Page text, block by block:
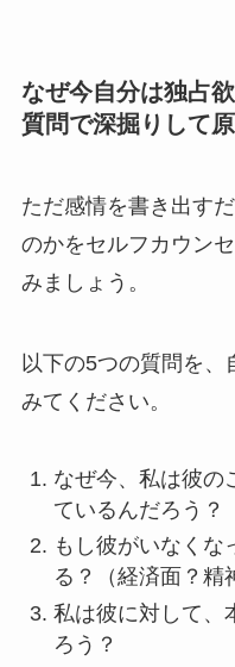
なぜ今自分は独占
質問で深掘りして
ただ感情を書き出す
のかをセルフカウン
みましょう。
以下の5つの質問を
みてください。
なぜ今、私は彼の
ているんだろう？
もし彼がいなくな
る？（経済面？精
私は彼に対して、
ろう？